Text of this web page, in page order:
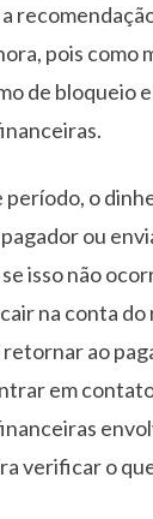
pois como
de bloqueio
período, o
ou
isso não
na conta
ao
em
verificar o